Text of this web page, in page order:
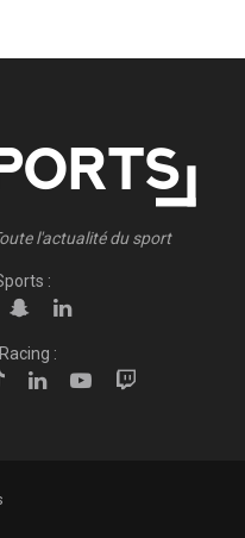
l'actualité du sport
:
: